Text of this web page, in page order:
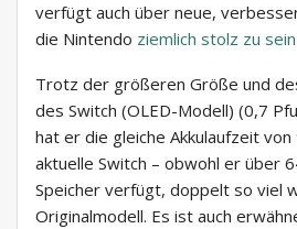
verfügt auch über neue,
die Nintendo ziemlich stolz zu
Trotz der größeren Größe und
des Switch (OLED-Modell) (0,7
hat er die gleiche Akkulaufzeit
aktuelle Switch – obwohl er über
Speicher verfügt, doppelt so viel
Originalmodell. Es ist auch